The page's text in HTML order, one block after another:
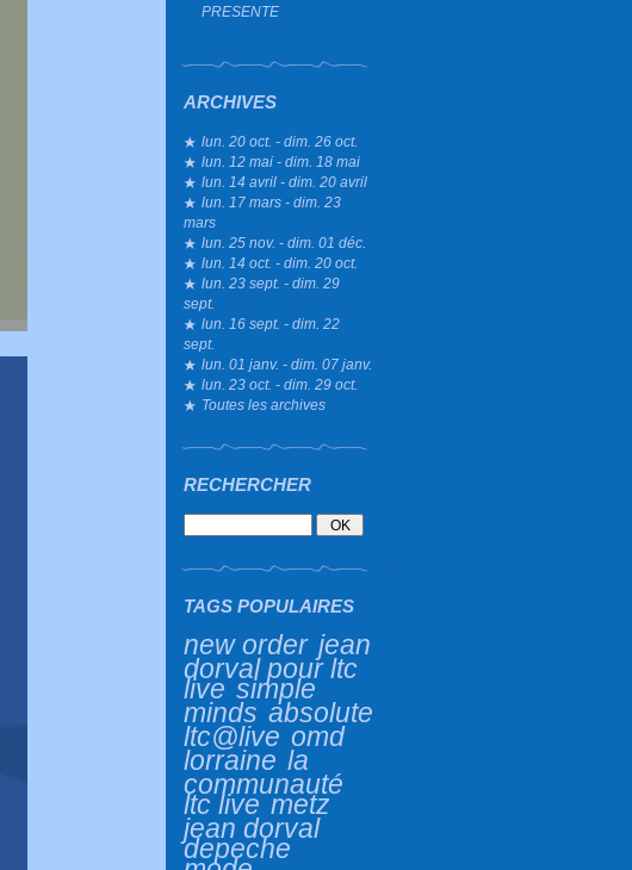
PRESENTE
ARCHIVES
lun. 20 oct. - dim. 26 oct.
lun. 12 mai - dim. 18 mai
lun. 14 avril - dim. 20 avril
lun. 17 mars - dim. 23
mars
lun. 25 nov. - dim. 01 déc.
lun. 14 oct. - dim. 20 oct.
lun. 23 sept. - dim. 29
sept.
lun. 16 sept. - dim. 22
sept.
lun. 01 janv. - dim. 07 janv.
lun. 23 oct. - dim. 29 oct.
Toutes les archives
RECHERCHER
TAGS POPULAIRES
new order jean
dorval pour ltc
live simple
minds absolute
ltc@live omd
lorraine la
communauté
ltc live metz
jean dorval
depeche